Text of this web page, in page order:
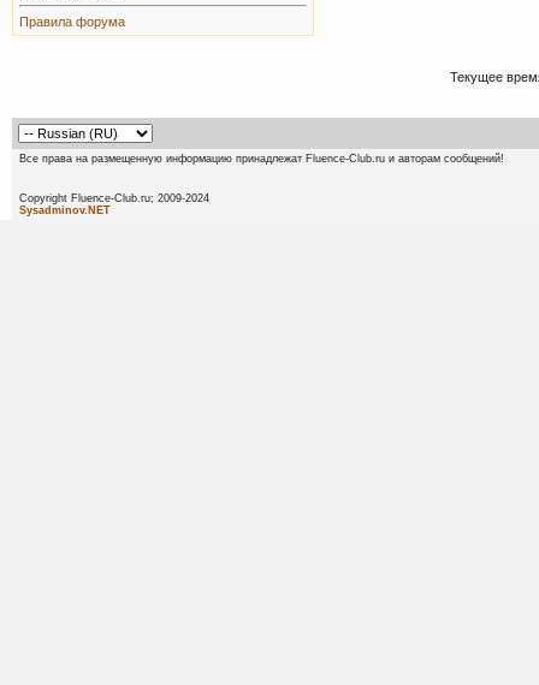
Правила форума
Текущее
Все права на размещенную информацию принадлежат Fluence-Club.ru и авторам сообщений!
Copyright Fluence-Club.ru;
Sysadminov.NET